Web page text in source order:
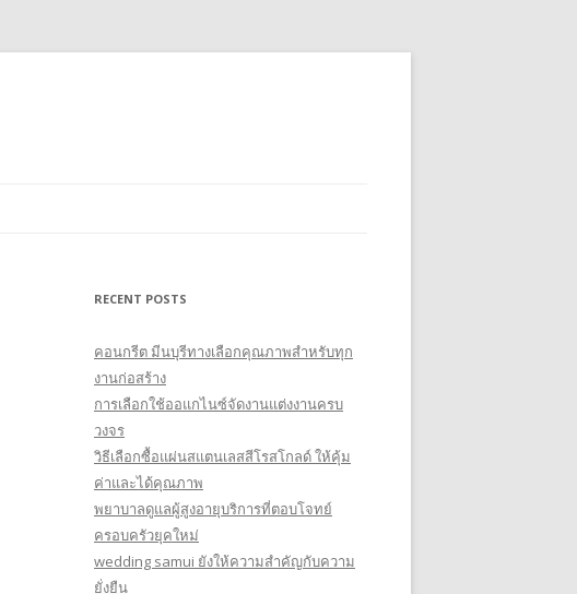
RECENT POSTS
คอนกรีต มีนบุรีทางเลือกคุณภาพสำหรับทุก
งานก่อสร้าง
การเลือกใช้ออแกไนซ์จัดงานแต่งงานครบ
วงจร
วิธีเลือกซื้อแผ่นสแตนเลสสีโรสโกลด์ ให้คุ้ม
ค่าและได้คุณภาพ
พยาบาลดูแลผู้สูงอายุบริการที่ตอบโจทย์
ครอบครัวยุคใหม่
wedding samui ยังให้ความสำคัญกับความ
ยั่งยืน